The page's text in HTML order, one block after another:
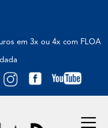
em 3x ou 4x com FLOA